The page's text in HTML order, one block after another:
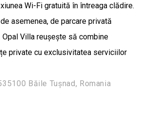
Wi-Fi gratuită în întreaga clădire.
asemenea, de parcare privată
Villa reușește să combine
private cu exclusivitatea serviciilor
Băile Tușnad, Romania